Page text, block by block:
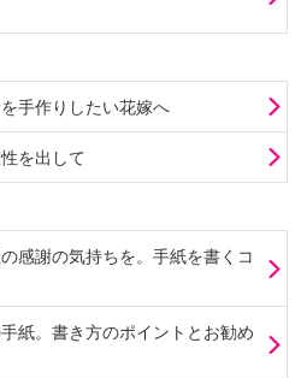
手作りしたい花嫁へ
を出して
感謝の気持ちを。手紙を書くコ
紙。書き方のポイントとお勧め